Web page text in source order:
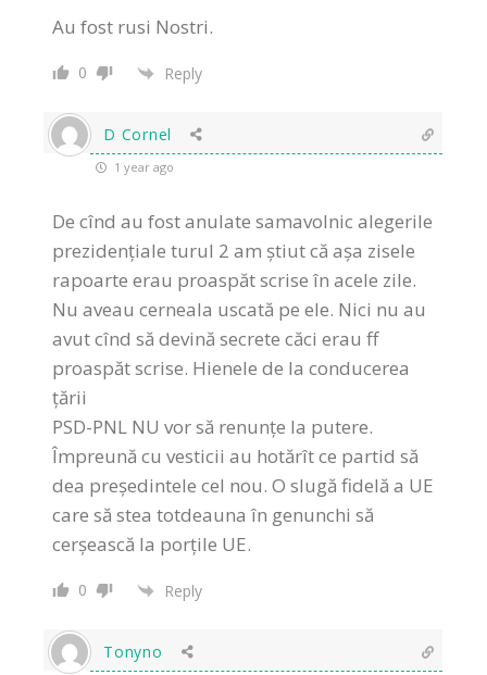
Au fost rusi Nostri.
0 Reply
D Cornel
1 year ago
De cînd au fost anulate samavolnic alegerile
prezidenţiale turul 2 am știut că așa zisele
rapoarte erau proaspăt scrise în acele zile.
Nu aveau cerneala uscată pe ele. Nici nu au
avut cînd să devină secrete căci erau ff
proaspăt scrise. Hienele de la conducerea
ţării
PSD-PNL NU vor să renunţe la putere.
Împreună cu vesticii au hotărît ce partid să
dea președintele cel nou. O slugă fidelă a UE
care să stea totdeauna în genunchi să
cerșească la porţile UE.
0 Reply
Tonyno